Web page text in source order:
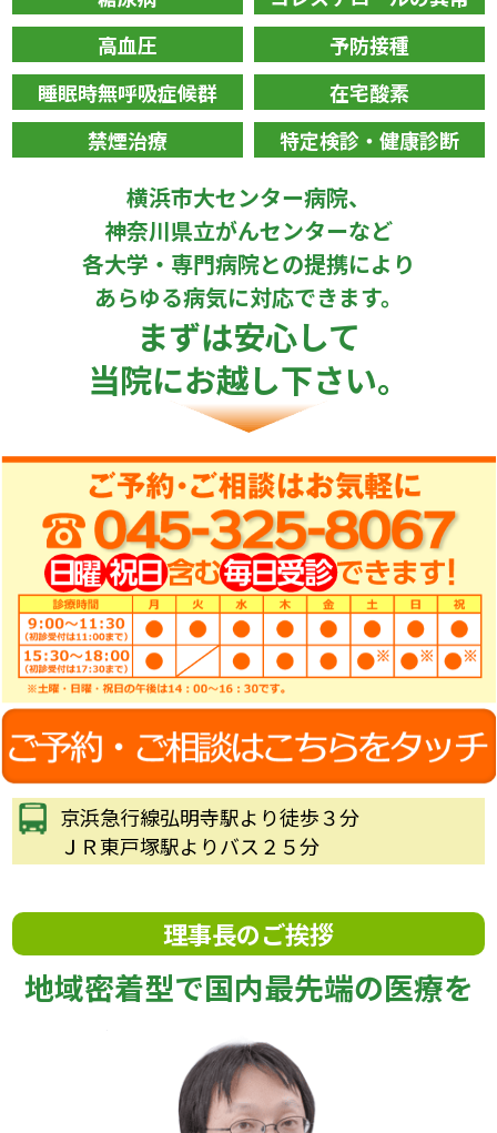
高血圧
予防接種
睡眠時無呼吸症候群
在宅酸素
禁煙治療
特定検診・健康診断
横浜市大センター病院、
神奈川県立がんセンターなど
各大学・専門病院との提携により
あらゆる病気に対応できます。
まずは安心して
当院にお越し下さい。
京浜急行線弘明寺駅より徒歩３分
ＪＲ東戸塚駅よりバス２５分
理事長のご挨拶
地域密着型で国内最先端の医療を